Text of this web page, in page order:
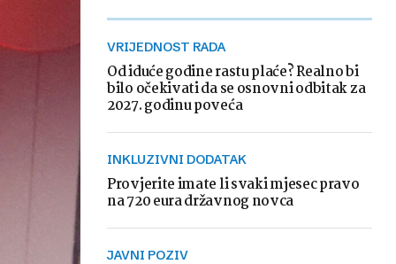
VRIJEDNOST RADA
Od iduće godine rastu plaće? Realno bi
bilo očekivati da se osnovni odbitak za
2027. godinu poveća
INKLUZIVNI DODATAK
Provjerite imate li svaki mjesec pravo
na 720 eura državnog novca
JAVNI POZIV